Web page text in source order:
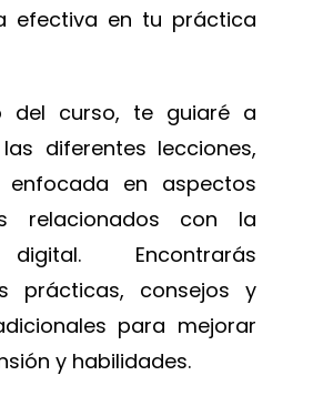
efectiva en tu práctica
del curso, te guiaré a
diferentes lecciones,
en aspectos
relacionados con la
Encontrarás
prácticas, consejos y
para mejorar
y habilidades.